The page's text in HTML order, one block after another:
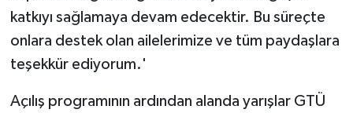
katkıyı sağlamaya devam edecektir. Bu süreçte
onlara destek olan ailelerimize ve tüm paydaşlara
teşekkür ediyorum.'
Açılış programının ardından alanda yarışlar GTÜ